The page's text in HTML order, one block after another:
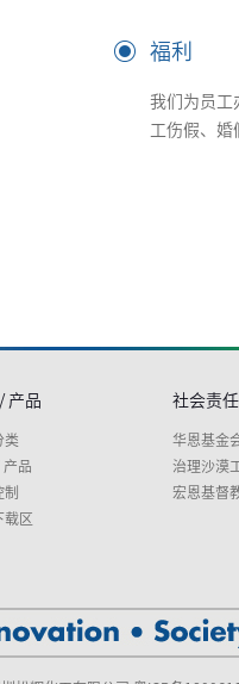
福利
我们为员工
工伤假、
产品
类
产品
制
载区
社会责任
华恩基金
治理沙漠
宏恩基督